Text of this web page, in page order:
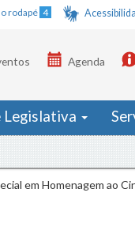
rodapé 4
Agenda
em Homenagem ao